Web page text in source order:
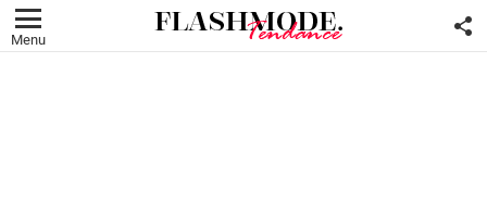
Menu